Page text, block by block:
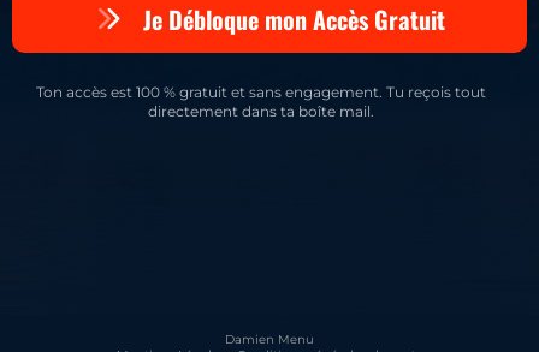
Je Débloque mon Accès Gratuit
Ton accès est 100 % gratuit et sans engagement. Tu reçois tout
directement dans ta boîte mail.
Damien Menu